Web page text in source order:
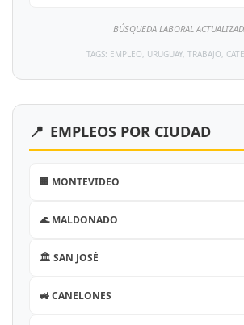
BÚSQUEDA LABORAL
TAGS: EMPLEO, URUGUAY, TRABAJO,
📍 EMPLEOS POR CIUDAD
🏢 MONTEVIDEO
🌊 MALDONADO
🏛️ SAN JOSÉ
🚜 CANELONES